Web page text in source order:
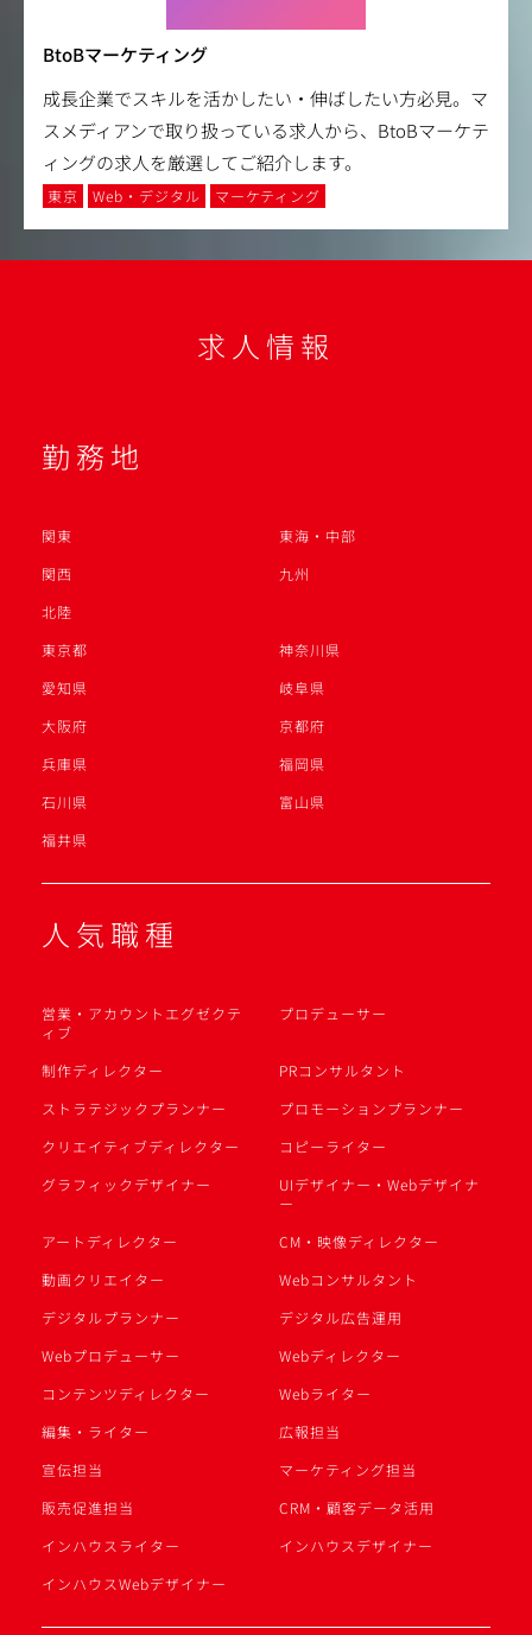
BtoBマーケティング
成長企業でスキルを活かしたい・伸ばしたい方必見。マ
スメディアンで取り扱っている求人から、BtoBマーケテ
ィングの求人を厳選してご紹介します。
東京 Web・デジタル マーケティング
求人情報
勤務地
関東
東海・中部
関西
九州
北陸
東京都
神奈川県
愛知県
岐阜県
大阪府
京都府
兵庫県
福岡県
石川県
富山県
福井県
人気職種
営業・アカウントエグゼクテ
ィブ
プロデューサー
制作ディレクター
PRコンサルタント
ストラテジックプランナー
プロモーションプランナー
クリエイティブディレクター
コピーライター
グラフィックデザイナー
UIデザイナー・Webデザイナ
ー
アートディレクター
CM・映像ディレクター
動画クリエイター
Webコンサルタント
デジタルプランナー
デジタル広告運用
Webプロデューサー
Webディレクター
コンテンツディレクター
Webライター
編集・ライター
広報担当
宣伝担当
マーケティング担当
販売促進担当
CRM・顧客データ活用
インハウスライター
インハウスデザイナー
インハウスWebデザイナー